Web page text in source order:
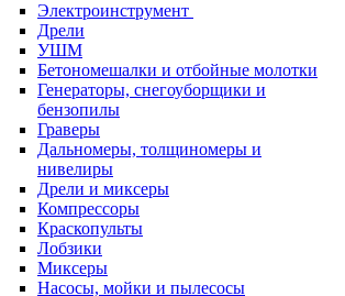
Электроинструмент
Дрели
УШМ
Бетономешалки и отбойные молотки
Генераторы, снегоуборщики и
бензопилы
Граверы
Дальномеры, толщиномеры и
нивелиры
Дрели и миксеры
Компрессоры
Краскопульты
Лобзики
Миксеры
Насосы, мойки и пылесосы